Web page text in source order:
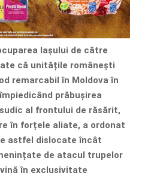
Iașului de către
că unitățile românești
remarcabil în Moldova în
prăbușirea
al frontului de răsărit,
în forțele aliate, a ordonat
astfel dislocate încât
de atacul trupelor
în exclusivitate